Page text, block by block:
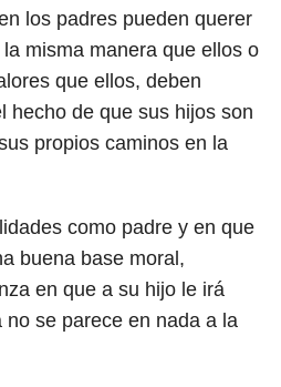
los padres pueden querer
misma manera que ellos o
que ellos, deben
hecho de que sus hijos son
propios caminos en la
como padre y en que
buena base moral,
en que a su hijo le irá
no se parece en nada a la